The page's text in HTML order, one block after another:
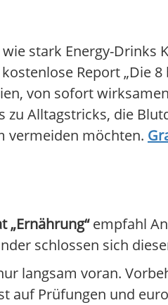
stark Energy-Drinks
Report „Die 8
von sofort wirksamen
zu Alltagstricks, die
vermeiden möchten.
„Ernährung“empfahl
schlossen sich
langsam voran.
auf Prüfungen und